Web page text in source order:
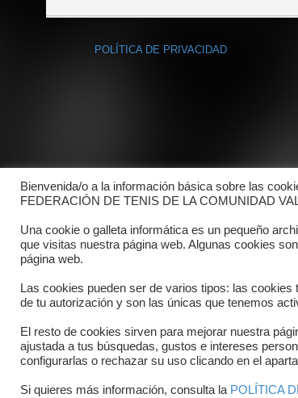
POLÍTICA DE PRIVACIDAD
Copyright © 2025 FTCV
Bienvenida/o a la información básica sobre las
FEDERACIÓN DE TENIS DE LA COMUNIDAD
Una cookie o galleta informática es un pequeño
que visitas nuestra página web. Algunas cookies
página web.
Las cookies pueden ser de varios tipos: las
de tu autorización y son las únicas que tenemos
El resto de cookies sirven para mejorar nuestra
ajustada a tus búsquedas, gustos e intereses
configurarlas o rechazar su uso clicando en el
Si quieres más información, consulta la POLÍTICA